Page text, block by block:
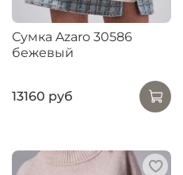
Сумка Azaro 30586
бежевый
13160 руб